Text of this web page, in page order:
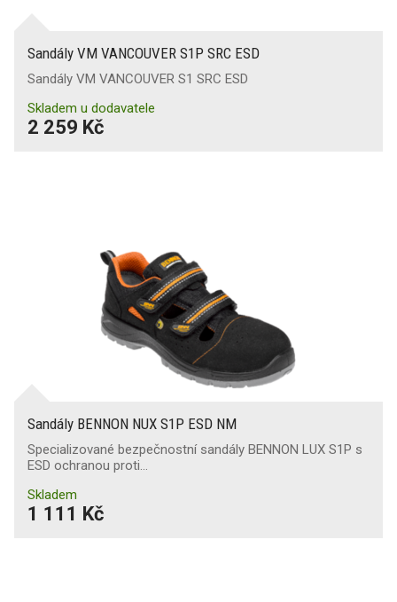
Sandály VM VANCOUVER S1P SRC ESD
Sandály VM VANCOUVER S1 SRC ESD
Skladem u dodavatele
2 259 Kč
Sandály BENNON NUX S1P ESD NM
Specializované bezpečnostní sandály BENNON LUX S1P s
ESD ochranou proti…
Skladem
1 111 Kč